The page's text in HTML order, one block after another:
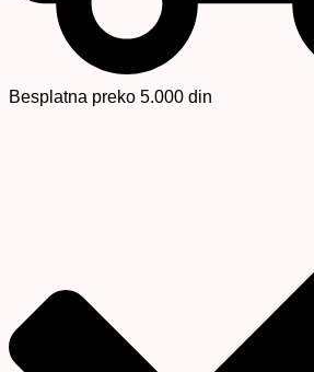
Besplatna preko 5.000 din